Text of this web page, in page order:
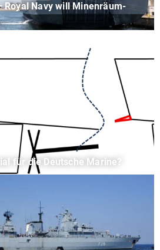
Royal Navy will Minenräum-
für die Deutsche Marine?